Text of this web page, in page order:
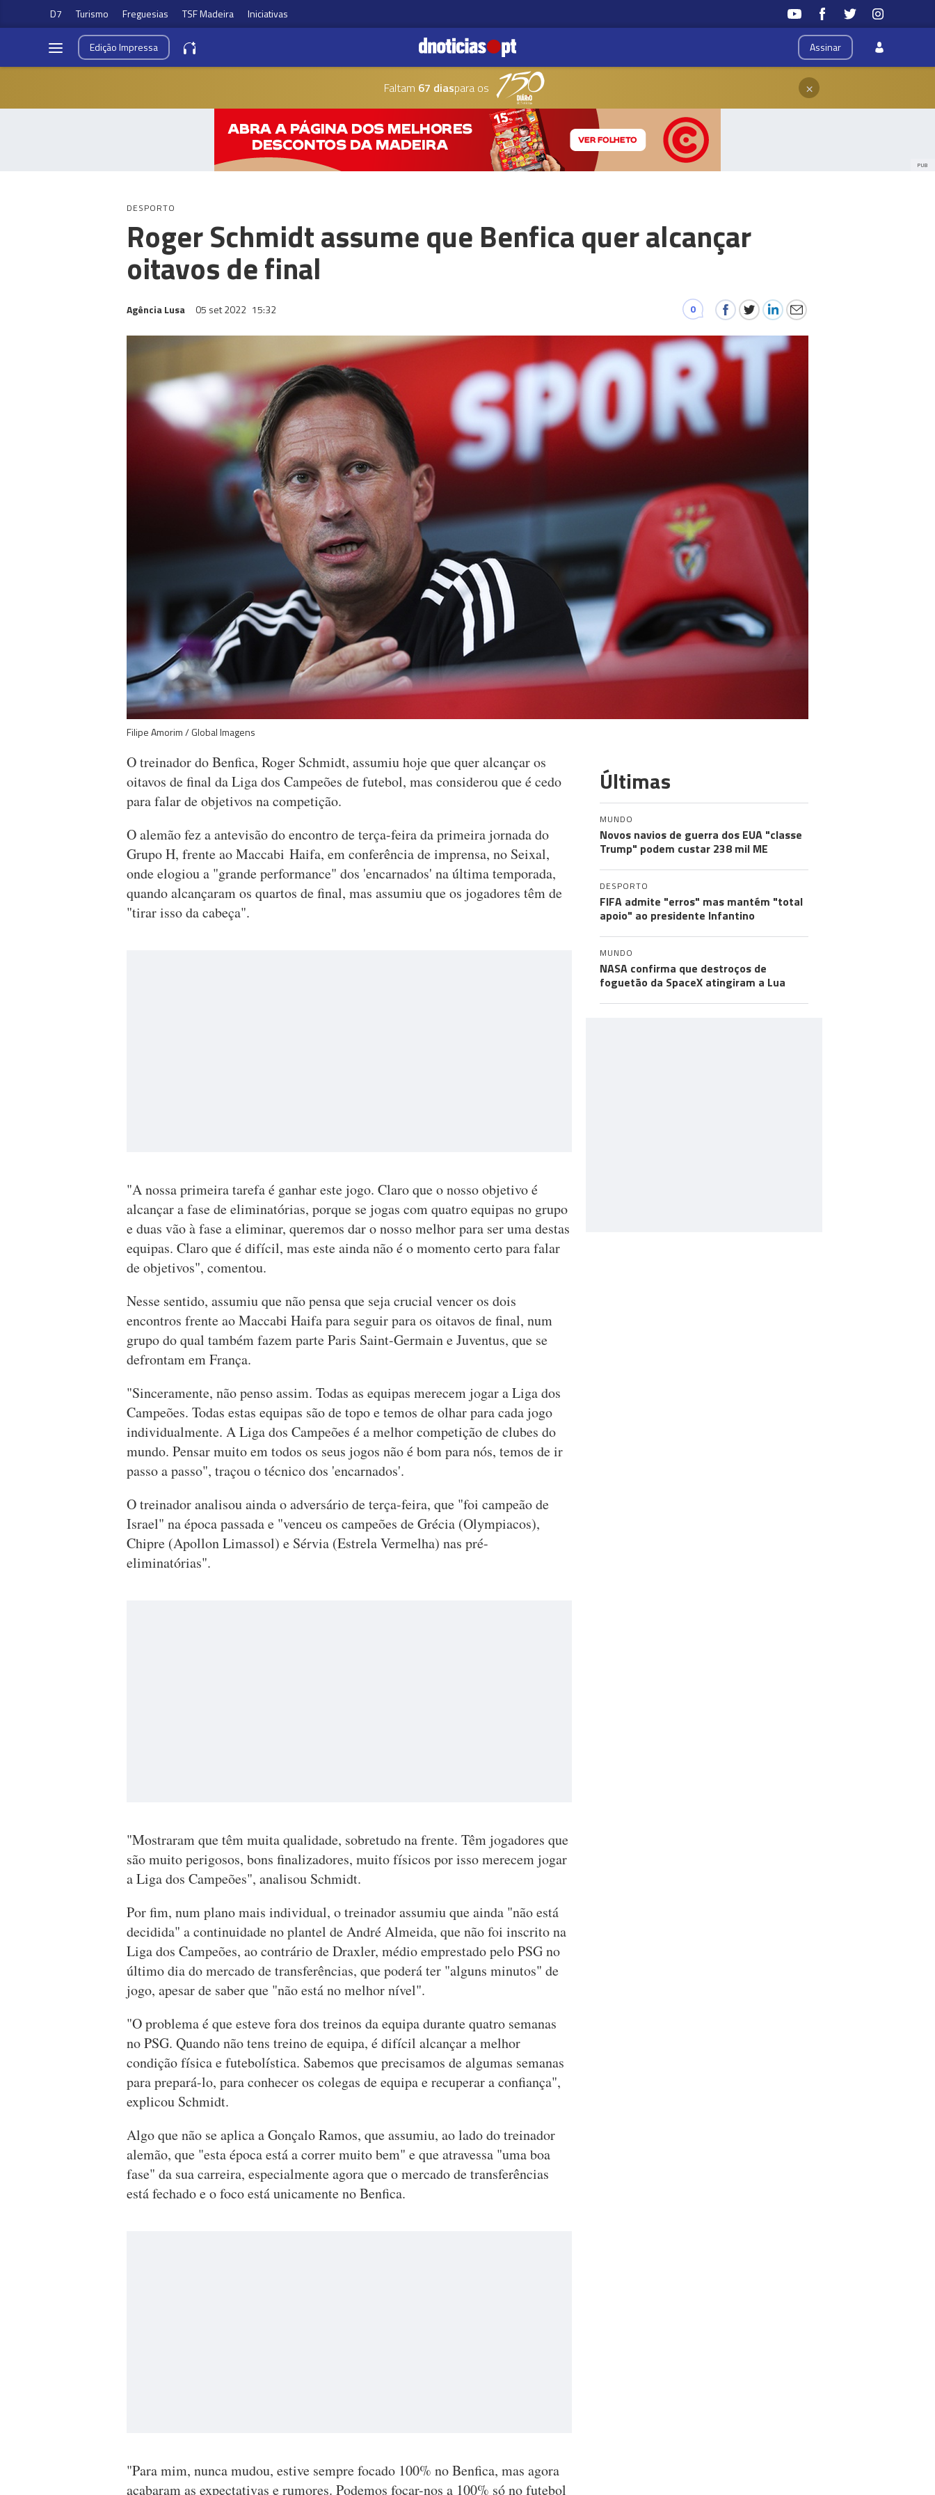
D7 Turismo Freguesias TSF Madeira Iniciativas
Assinar
EdiçãoImpressa
Faltam 67 diaspara os ×
PUB
DESPORTO
Roger Schmidt assume que Benfica quer alcançar
oitavos de final
Agência Lusa 05 set 2022 15:32 0
Filipe Amorim / Global Imagens
O treinador do Benfica, Roger Schmidt, assumiu hoje que quer alcançar os
oitavos de final da Liga dos Campeões de futebol, mas considerou que é cedo
para falar de objetivos na competição.
O alemão fez a antevisão do encontro de terça-feira da primeira jornada do
Grupo H, frente ao Maccabi Haifa, em conferência de imprensa, no Seixal,
onde elogiou a "grande performance" dos 'encarnados' na última temporada,
quando alcançaram os quartos de final, mas assumiu que os jogadores têm de
"tirar isso da cabeça".
"A nossa primeira tarefa é ganhar este jogo. Claro que o nosso objetivo é
alcançar a fase de eliminatórias, porque se jogas com quatro equipas no grupo
e duas vão à fase a eliminar, queremos dar o nosso melhor para ser uma destas
equipas. Claro que é difícil, mas este ainda não é o momento certo para falar
de objetivos", comentou.
Nesse sentido, assumiu que não pensa que seja crucial vencer os dois
encontros frente ao Maccabi Haifa para seguir para os oitavos de final, num
grupo do qual também fazem parte Paris Saint-Germain e Juventus, que se
defrontam em França.
"Sinceramente, não penso assim. Todas as equipas merecem jogar a Liga dos
Campeões. Todas estas equipas são de topo e temos de olhar para cada jogo
individualmente. A Liga dos Campeões é a melhor competição de clubes do
mundo. Pensar muito em todos os seus jogos não é bom para nós, temos de ir
passo a passo", traçou o técnico dos 'encarnados'.
O treinador analisou ainda o adversário de terça-feira, que "foi campeão de
Israel" na época passada e "venceu os campeões de Grécia (Olympiacos),
Chipre (Apollon Limassol) e Sérvia (Estrela Vermelha) nas pré-
eliminatórias".
"Mostraram que têm muita qualidade, sobretudo na frente. Têm jogadores que
são muito perigosos, bons finalizadores, muito físicos por isso merecem jogar
a Liga dos Campeões", analisou Schmidt.
Por fim, num plano mais individual, o treinador assumiu que ainda "não está
decidida" a continuidade no plantel de André Almeida, que não foi inscrito na
Liga dos Campeões, ao contrário de Draxler, médio emprestado pelo PSG no
último dia do mercado de transferências, que poderá ter "alguns minutos" de
jogo, apesar de saber que "não está no melhor nível".
"O problema é que esteve fora dos treinos da equipa durante quatro semanas
no PSG. Quando não tens treino de equipa, é difícil alcançar a melhor
condição física e futebolística. Sabemos que precisamos de algumas semanas
para prepará-lo, para conhecer os colegas de equipa e recuperar a confiança",
explicou Schmidt.
Algo que não se aplica a Gonçalo Ramos, que assumiu, ao lado do treinador
alemão, que "esta época está a correr muito bem" e que atravessa "uma boa
fase" da sua carreira, especialmente agora que o mercado de transferências
está fechado e o foco está unicamente no Benfica.
"Para mim, nunca mudou, estive sempre focado 100% no Benfica, mas agora
acabaram as expectativas e rumores. Podemos focar-nos a 100% só no futebol
Últimas
MUNDO
Novos navios de guerra dos EUA "classe
Trump" podem custar 238 mil ME
DESPORTO
FIFA admite "erros" mas mantém "total
apoio" ao presidente Infantino
MUNDO
NASA confirma que destroços de
foguetão da SpaceX atingiram a Lua